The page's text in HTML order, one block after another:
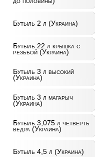
Бутыль 2 л (Украина)
Бутыль 22 л крышка с
резьбой (Украина)
Бутыль 3 л высокий
(Украина)
Бутыль 3 л магарыч
(Украина)
Бутыль 3,075 л четверть
ведра (Украина)
Бутыль 4,5 л (Украина)